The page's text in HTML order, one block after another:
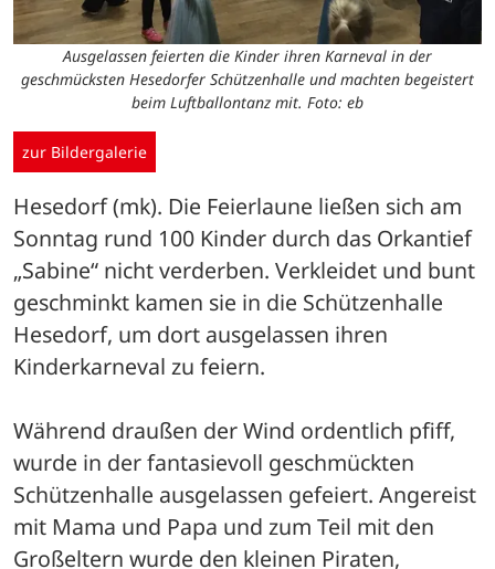
Ausgelassen feierten die Kinder ihren Karneval in der
geschmücksten Hesedorfer Schützenhalle und machten begeistert
beim Luftballontanz mit. Foto: eb
zur Bildergalerie
Hesedorf (mk). Die Feierlaune ließen sich am
Sonntag rund 100 Kinder durch das Orkantief
„Sabine“ nicht verderben. Verkleidet und bunt
geschminkt kamen sie in die Schützenhalle
Hesedorf, um dort ausgelassen ihren
Kinderkarneval zu feiern.
Während draußen der Wind ordentlich pfiff,
wurde in der fantasievoll geschmückten
Schützenhalle ausgelassen gefeiert. Angereist
mit Mama und Papa und zum Teil mit den
Großeltern wurde den kleinen Piraten,